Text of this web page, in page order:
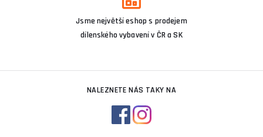
Jsme největší eshop s prodejem
dílenského vybavení v ČR a SK
NALEZNETE NÁS TAKY NA